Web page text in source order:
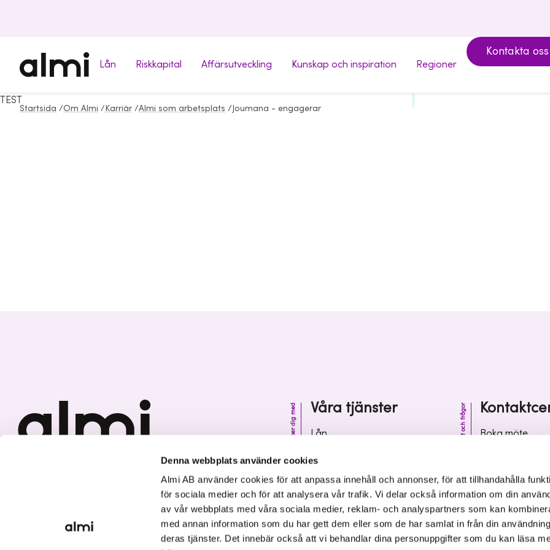
Denna webbplats använder cookies
Almi AB använder cookies för att anpassa innehåll och annonser, för att tillhandahålla
för sociala medier och för att analysera vår trafik. Vi delar också information om din
av vår webbplats med våra sociala medier, reklam- och analyspartners som kan
med annan information som du har gett dem eller som de har samlat in från din
deras tjänster. Det innebär också att vi behandlar dina personuppgifter som du kan läsa
Lån Riskkapital Affärsutveckling Kunskap och inspiration Regioner
Kontakta oss
Startsida /Om Almi / Karriär /Almi som arbetsplats / Joumana - engagerar
TEST
Våra tjänster
Vi hjälper dig med
Lån
Affärsutveckling
Kunskap och inspiration
Kontakt och frågor
Boka möte
Vanliga frågor